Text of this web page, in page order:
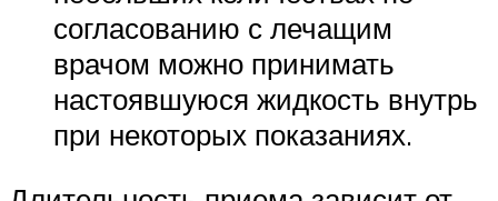
согласованию с лечащим
врачом можно принимать
настоявшуюся жидкость внутрь
при некоторых показаниях.